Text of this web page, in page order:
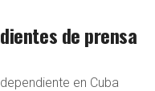
de prensa
en Cuba